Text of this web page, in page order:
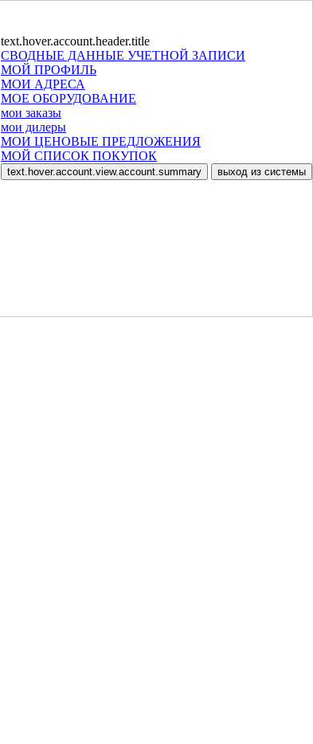
text.hover.account.header.title
СВОДНЫЕ ДАННЫЕ УЧЕТНОЙ ЗАПИСИ
МОЙ ПРОФИЛЬ
МОИ АДРЕСА
МОЕ ОБОРУДОВАНИЕ
мои заказы
мои дилеры
МОИ ЦЕНОВЫЕ ПРЕДЛОЖЕНИЯ
МОЙ СПИСОК ПОКУПОК
text.hover.account.view.account.summary выход из системы